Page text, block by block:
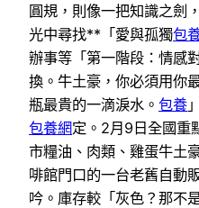
圓規，則像一把知識之劍
光中尋找**「愛與孤獨包
辦事等「第一階段：情感
換。牛土豪，你必須用你
瓶最貴的一滴淚水。 包養
包養網定。2月9日全國重
市糧油、肉類、雞蛋牛土
啡館門口的一台老舊自動
吟。庫存較「灰色？那不